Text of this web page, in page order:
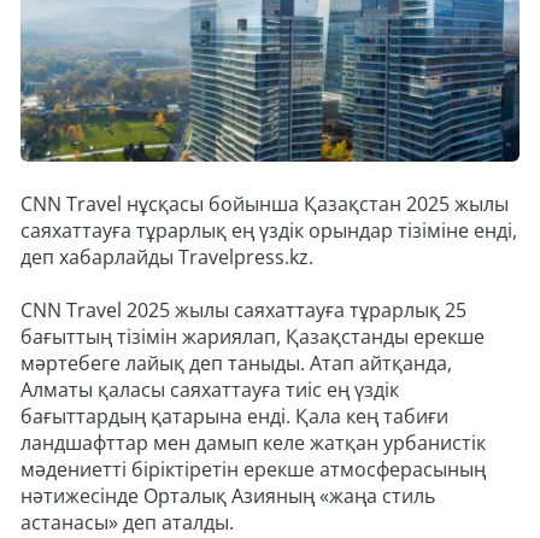
CNN Travel нұсқасы бойынша Қазақстан 2025 жылы
саяхаттауға тұрарлық ең үздік орындар тізіміне енді,
деп хабарлайды Travelpress.kz.
CNN Travel 2025 жылы саяхаттауға тұрарлық 25
бағыттың тізімін жариялап, Қазақстанды ерекше
мәртебеге лайық деп таныды. Атап айтқанда,
Алматы қаласы саяхаттауға тиіс ең үздік
бағыттардың қатарына енді. Қала кең табиғи
ландшафттар мен дамып келе жатқан урбанистік
мәдениетті біріктіретін ерекше атмосферасының
нәтижесінде Орталық Азияның «жаңа стиль
астанасы» деп аталды.